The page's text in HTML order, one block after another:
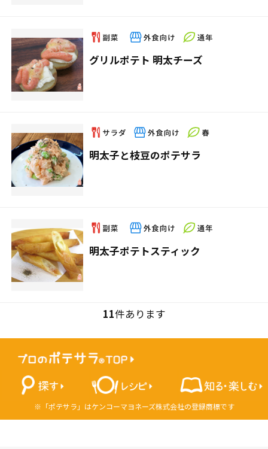
グリルポテト 明太チーズ
明太子と枝豆のポテサラ
明太子ポテトスティック
11件あります
※「ポテサラ」はケンコーマヨネーズ株式会社の登録商標です